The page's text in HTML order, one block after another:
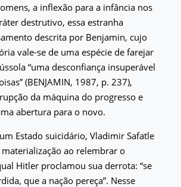
a inflexão para a infância nos
destrutivo, essa estranha
descrita por Benjamin, cujo
vale-se de uma espécie de farejar
“uma desconfiança insuperável
(BENJAMIN, 1987, p. 237),
da máquina do progresso e
abertura para o novo.
Estado suicidário, Vladimir Safatle
ao relembrar o
Hitler proclamou sua derrota: “se
que a nação pereça”. Nesse